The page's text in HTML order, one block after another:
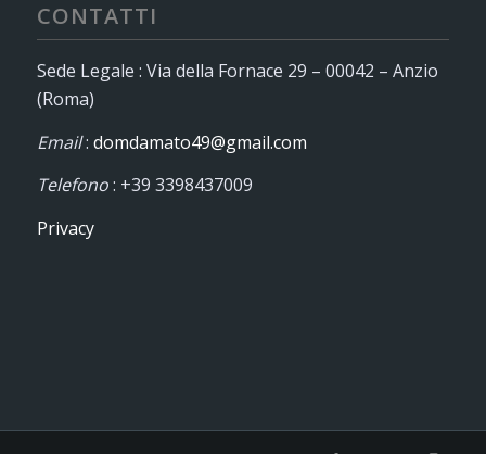
CONTATTI
Sede Legale : Via della Fornace 29 – 00042 – Anzio
(Roma)
Email: domdamato49@gmail.com
Telefono: +39 3398437009
Privacy